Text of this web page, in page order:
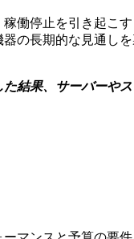
働停止を引き起こ
の長期的な見通し
結果、サーバーや